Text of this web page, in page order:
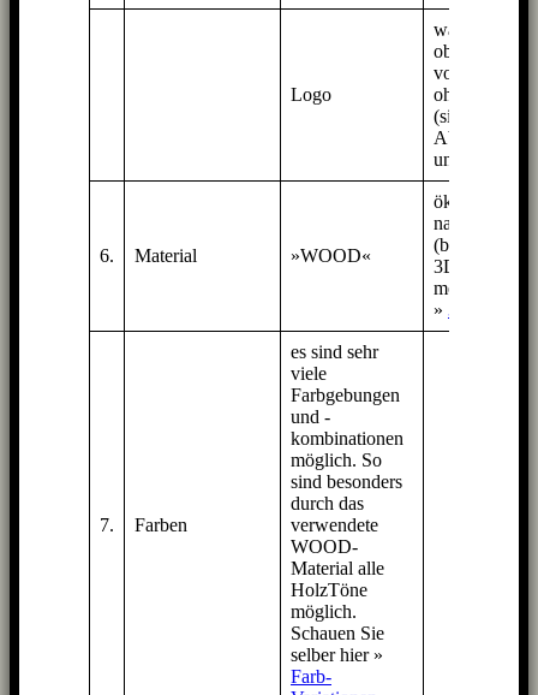
Logo
wahlweise
oben oder
vorne oder
ohne
(siehe
Abbildungen
unten)
6. Material »WOOD«
ökologisch +
nachhaltig
(betrifft das
3D-Kleid,
mehr dazu in
» 3D-Druck
7. Farben
es sind sehr
viele
Farbgebungen
und -
kombinationen
möglich. So
sind besonders
durch das
verwendete
WOOD-
Material alle
HolzTöne
möglich.
Schauen Sie
selber hier »
Farb-